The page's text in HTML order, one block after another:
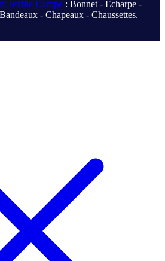
Textile Europe : Bonnet - Écharpe -
- Chapeaux - Chaussettes.